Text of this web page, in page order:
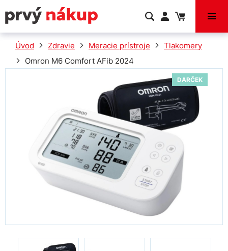
VÝPREDAJ
Úvod Zdravie Meracie prístroje
Tlakomery
Omron M6 Comfort AFib 2024
DARČEK